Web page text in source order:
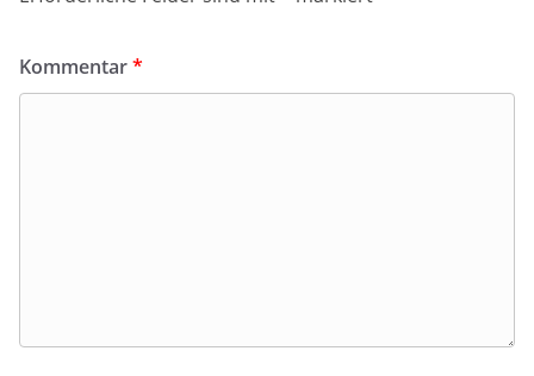
Kommentar*